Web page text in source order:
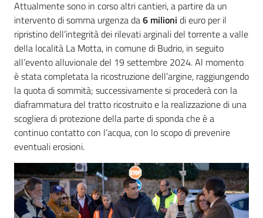
Attualmente sono in corso altri cantieri, a partire da un
intervento di somma urgenza da6 milioni di euro per il
ripristino dell’integrità dei rilevati arginali del torrente a valle
della località La Motta, in comune di Budrio, in seguito
all’evento alluvionale del 19 settembre 2024. Al momento
è stata completata la ricostruzione dell’argine, raggiungendo
la quota di sommità; successivamente si procederà con la
diaframmatura del tratto ricostruito e la realizzazione di una
scogliera di protezione della parte di sponda che è a
continuo contatto con l’acqua, con lo scopo di prevenire
eventuali erosioni.